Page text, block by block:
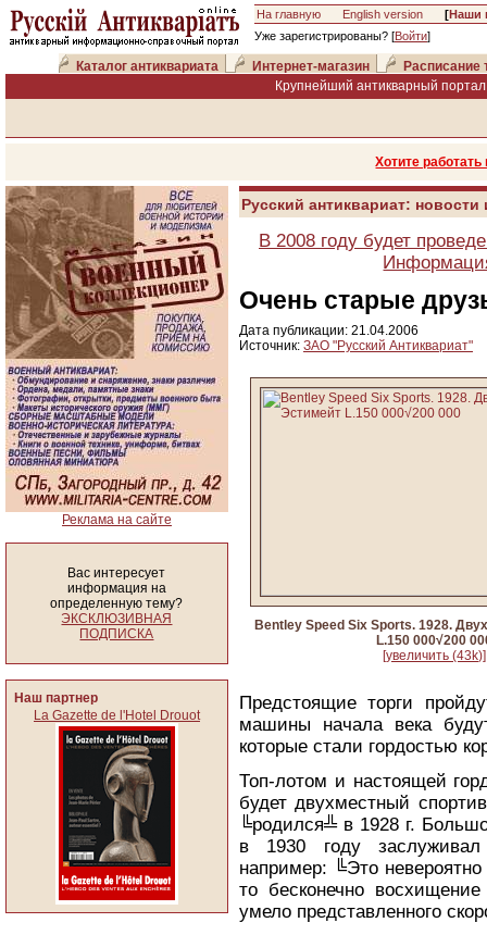
На главную English version [Наши
Уже зарегистрированы? [Войти]
Каталог антиквариата Интернет-магазин
Расписание
Крупнейший антикварный
Хотите
Реклама на сайте
Вас интересует
информация на
определенную тему?
ЭКСКЛЮЗИВНАЯ
ПОДПИСКА
Наш партнер
La Gazette de l'Hotel Drouot
Русский антиквариат:
В 2008 году будет
Очень старые
Дата публикации: 21.04.2006
Источник: ЗАО "Русский Антиквариат"
Bentley Speed Six Sports. 1928.
L.150 000√200
[увеличить (43k)]
Предстоящие торги
машины начала века
которые стали гордостью
Топ-лотом и настоящей
будет двухместный
╚родился╩ в 1928 г.
в 1930 году
например: ╚Это
то бесконечно
умело представленного